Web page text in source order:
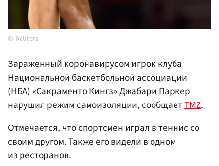
Reuters
Зараженный коронавирусом игрок клуба
Национальной баскетбольной ассоциации
(НБА) «Сакраменто Кингз»Джабари Паркер
нарушил режим самоизоляции, сообщаетTMZ.
Отмечается, что спортсмен играл в теннис со
своим другом. Также его видели в одном
из ресторанов.